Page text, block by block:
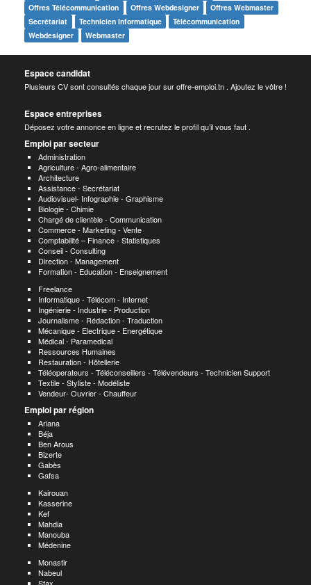
Offres Télécommunication
Offres Webdesigner
Offres Webmaster
Secrétariat
Technicien Informatique
Télécommunication
Webdesigner
Webmaster
Espace candidat
Plusieurs CV sont consultés chaque jour sur offre-emploi.tn . Ajoutez le vôtre !
Espace entreprises
Déposez votre annonce en ligne et recrutez le profil qu’il vous faut .
Emploi par secteur
Administration
Agriculture - Agro-alimentaire
Architecture
Assistance - Secrétariat
Audiovisuel- Infographie - Graphisme
Biologie - Chimie
Chargé de clientèle - Communication
Commerce - Marketing - Vente
Comptabilité – Finance - Statistiques
Conseil - Consulting
Direction - Management
Formation - Education - Enseignement
Freelance
Informatique - Télécom - Internet
Ingénierie - Industrie - Production
Journalisme - Rédaction - Traduction
Mécanique - Electrique - Energétique
Médical - Paramedical
Ressources Humaines
Restauration - Hôtellerie
Téléoperateurs - Téléconseillers - Télévendeurs - Technicien Support
Textile - Styliste - Modéliste
Vendeur- Ouvrier - Chauffeur
Emploi par région
Ariana
Béja
Ben Arous
Bizerte
Gabès
Gafsa
Kairouan
Kasserine
Kef
Mahdia
Manouba
Médenine
Monastir
Nabeul